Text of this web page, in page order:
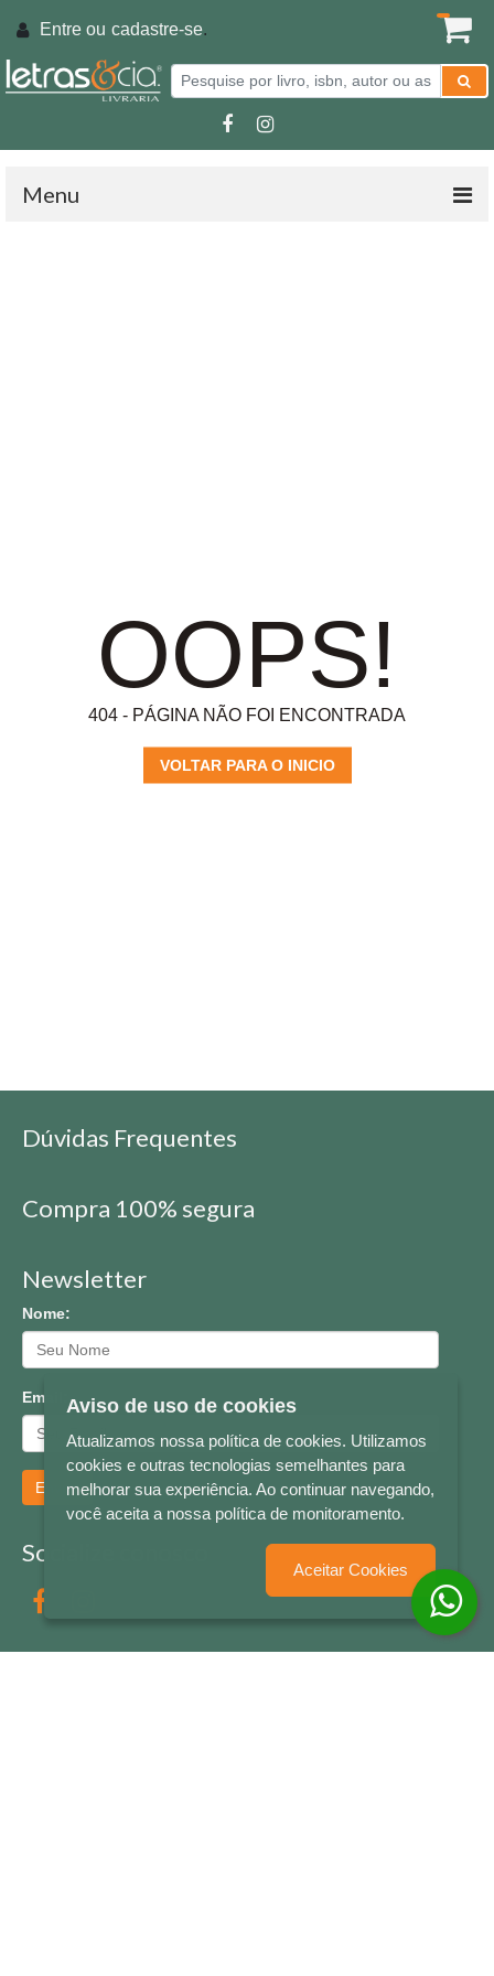
Entre ou cadastre-se.
Menu
OOPS!
404 - PÁGINA NÃO FOI ENCONTRADA
VOLTAR PARA O INICIO
Dúvidas Frequentes
Compra 100% segura
Newsletter
Nome:
Email:
Enviar
Socialize conosco
Aviso de uso de cookies
Atualizamos nossa política de cookies. Utilizamos
cookies e outras tecnologias semelhantes para
melhorar sua experiência. Ao continuar navegando,
você aceita a nossa política de monitoramento.
Aceitar Cookies